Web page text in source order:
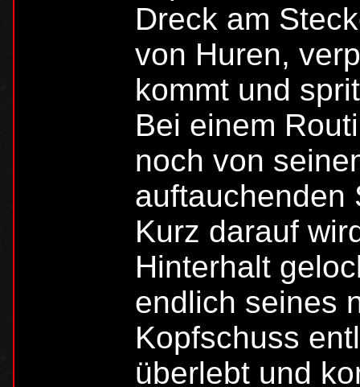
Dreck am
von Huren,
kommt und
Bei einem
noch von
auftauchenden
Kurz darauf
Hinterhalt
endlich seines
Kopfschuss
überlebt und